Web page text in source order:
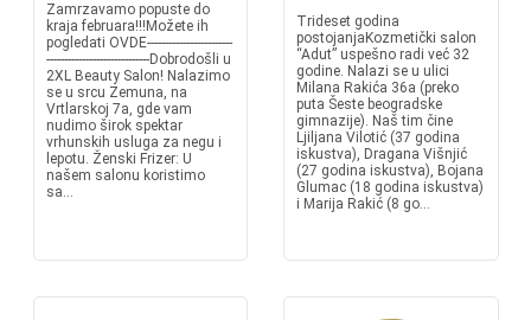
Zamrzavamo popuste do
kraja februara!!!Možete ih
pogledati OVDE------------------------
-----------------------------Dobrodošli u
2XL Beauty Salon! Nalazimo
se u srcu Zemuna, na
Vrtlarskoj 7a, gde vam
nudimo širok spektar
vrhunskih usluga za negu i
lepotu. Ženski Frizer: U
našem salonu koristimo
sa...
Trideset godina
postojanjaKozmetički salon
“Adut” uspešno radi već 32
godine. Nalazi se u ulici
Milana Rakića 36a (preko
puta Šeste beogradske
gimnazije). Naš tim čine
Ljiljana Vilotić (37 godina
iskustva), Dragana Višnjić
(27 godina iskustva), Bojana
Glumac (18 godina iskustva)
i Marija Rakić (8 go...